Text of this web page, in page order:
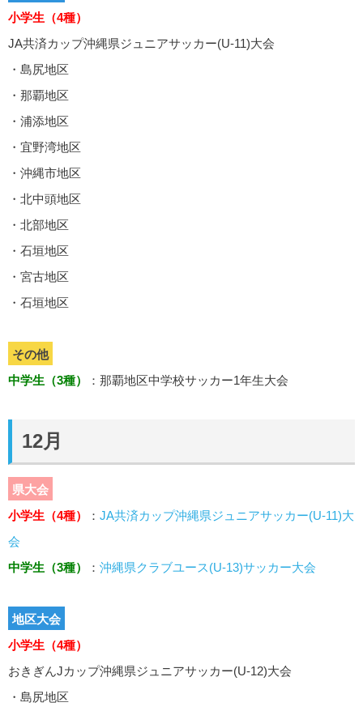
小学生（4種）
JA共済カップ沖縄県ジュニアサッカー(U-11)大会
・島尻地区
・那覇地区
・浦添地区
・宜野湾地区
・沖縄市地区
・北中頭地区
・北部地区
・石垣地区
・宮古地区
・石垣地区
その他
中学生（3種）
：那覇地区中学校サッカー1年生大会
12月
県大会
小学生（4種）
： JA共済カップ沖縄県ジュニアサッカー(U-11)大
会
中学生（3種）
： 沖縄県クラブユース(U-13)サッカー大会
地区大会
小学生（4種）
おきぎんJカップ沖縄県ジュニアサッカー(U-12)大会
・島尻地区